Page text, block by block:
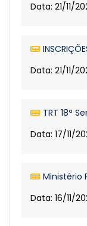
Data: 21/11/
Data: 21/11/
TRT 18ª
Data: 17/11/
Ministério
Data: 16/11/